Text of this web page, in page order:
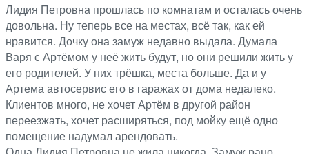
Лидия Петровна прошлась по комнатам и осталась очень
довольна. Ну теперь все на местах, всё так, как ей
нравится. Дочку она замуж недавно выдала. Думала
Варя с Артёмом у неё жить будут, но они решили жить у
его родителей. У них трёшка, места больше. Да и у
Артема автосервис его в гаражах от дома недалеко.
Клиентов много, не хочет Артём в другой район
переезжать, хочет расширяться, под мойку ещё одно
помещение надумал арендовать.